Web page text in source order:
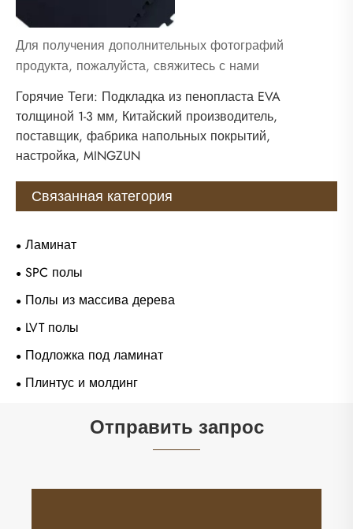
Для получения дополнительных фотографий
продукта, пожалуйста, свяжитесь с нами
Горячие Теги: Подкладка из пенопласта EVA
толщиной 1-3 мм, Китайский производитель,
поставщик, фабрика напольных покрытий,
настройка, MINGZUN
Связанная категория
Ламинат
SPC полы
Полы из массива дерева
LVT полы
Подложка под ламинат
Плинтус и молдинг
Отправить запрос